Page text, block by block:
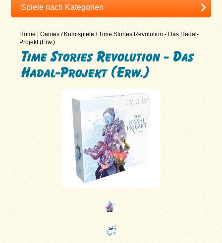
Home |Games / Krimispiele /Time Stories Revolution - Das Hadal-
Projekt (Erw.)
Time Stories Revolution - Das
Hadal-Projekt (Erw.)